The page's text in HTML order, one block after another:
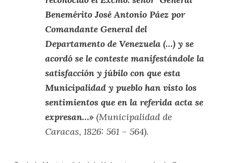
Benemérito José Antonio Páez por
Comandante General del
Departamento de Venezuela (…) y se
acordó se le conteste manifestándole la
satisfacción y júbilo con que esta
Municipalidad y pueblo han visto los
sentimientos que en la referida acta se
expresan…» (Municipalidad de
Caracas, 1826: 561 – 564).